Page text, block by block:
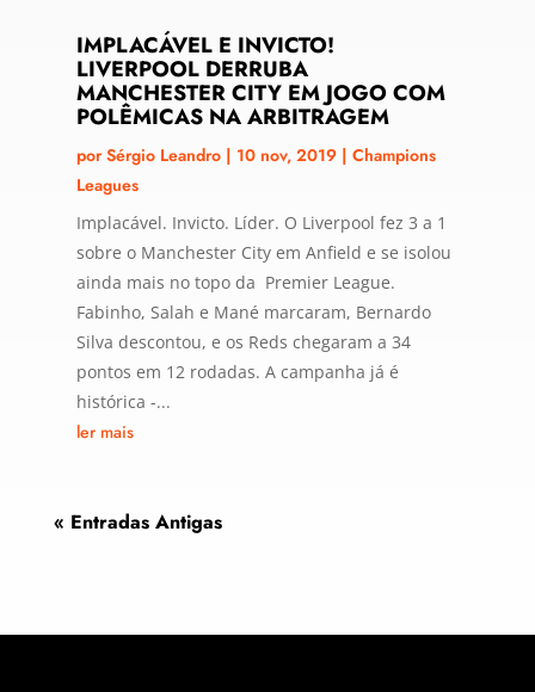
IMPLACÁVEL E INVICTO!
LIVERPOOL DERRUBA
MANCHESTER CITY EM JOGO COM
POLÊMICAS NA ARBITRAGEM
porSérgio Leandro| 10 nov, 2019| Champions
Leagues
Implacável. Invicto. Líder. O Liverpool fez 3 a 1
sobre o Manchester City em Anfield e se isolou
ainda mais no topo da Premier League.
Fabinho, Salah e Mané marcaram, Bernardo
Silva descontou, e os Reds chegaram a 34
pontos em 12 rodadas. A campanha já é
histórica -...
ler mais
« Entradas Antigas